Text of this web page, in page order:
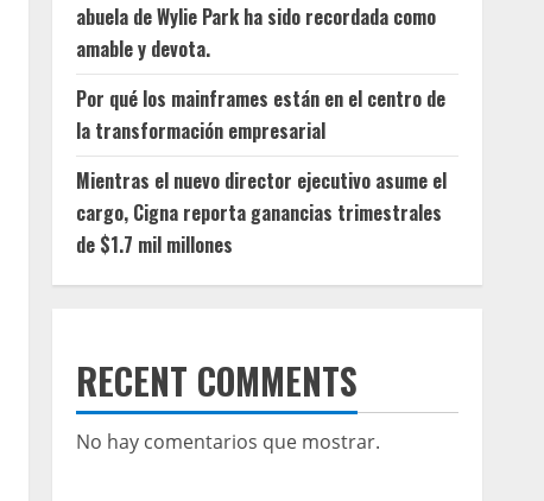
abuela de Wylie Park ha sido recordada como
amable y devota.
Por qué los mainframes están en el centro de
la transformación empresarial
Mientras el nuevo director ejecutivo asume el
cargo, Cigna reporta ganancias trimestrales
de $1.7 mil millones
RECENT COMMENTS
No hay comentarios que mostrar.